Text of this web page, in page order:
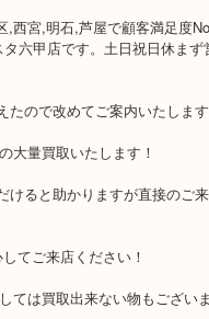
N/A N/A ）
買取りさせていただきまし
区,西宮,明石,芦屋で顧客満
の大量買取いたします！